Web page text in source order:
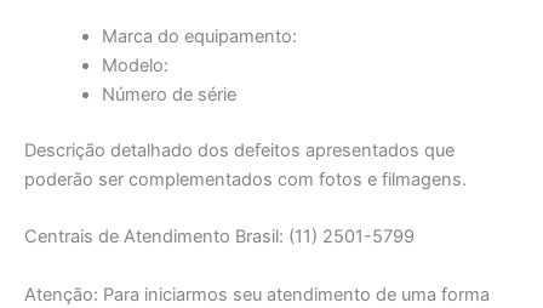
Marca do equipamento:
Modelo:
Número de série
Descrição detalhado dos defeitos apresentados que
poderão ser complementados com fotos e filmagens.
Centrais de Atendimento Brasil: (11) 2501-5799
Atenção: Para iniciarmos seu atendimento de uma forma